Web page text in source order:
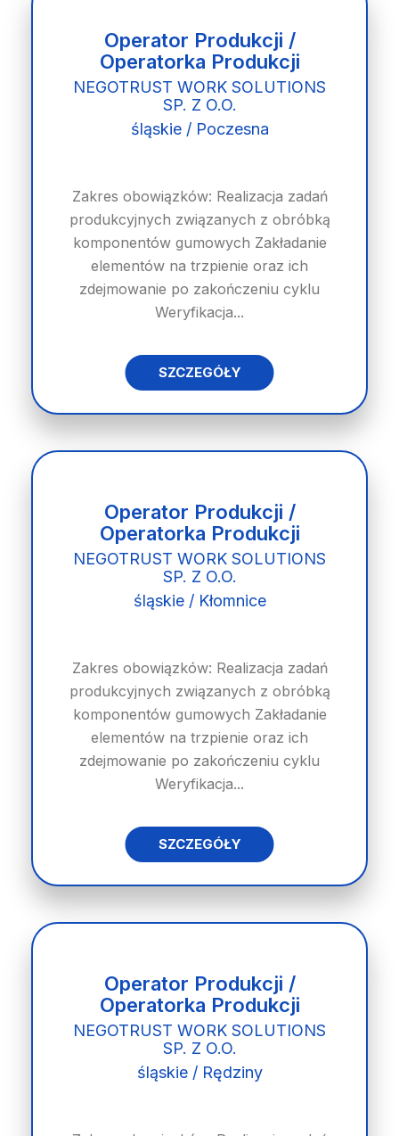
Operator Produkcji /
Operatorka Produkcji
NEGOTRUST WORK SOLUTIONS
SP. Z O.O.
śląskie / Poczesna
Zakres obowiązków: Realizacja zadań
produkcyjnych związanych z obróbką
komponentów gumowych Zakładanie
elementów na trzpienie oraz ich
zdejmowanie po zakończeniu cyklu
Weryfikacja...
SZCZEGÓŁY
Operator Produkcji /
Operatorka Produkcji
NEGOTRUST WORK SOLUTIONS
SP. Z O.O.
śląskie / Kłomnice
Zakres obowiązków: Realizacja zadań
produkcyjnych związanych z obróbką
komponentów gumowych Zakładanie
elementów na trzpienie oraz ich
zdejmowanie po zakończeniu cyklu
Weryfikacja...
SZCZEGÓŁY
Operator Produkcji /
Operatorka Produkcji
NEGOTRUST WORK SOLUTIONS
SP. Z O.O.
śląskie / Rędziny